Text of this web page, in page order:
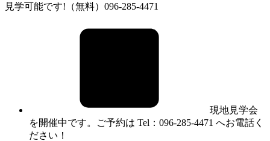
見学可能です!（無料）096-285-4471
現地見学会
を開催中です。ご予約は Tel：096-285-4471 へお電話く
ださい！